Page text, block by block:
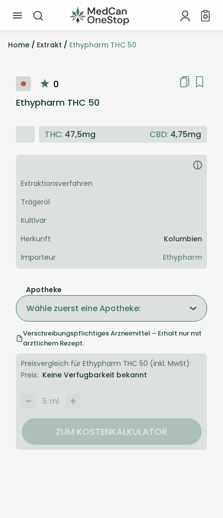
Home / Extrakt / Ethypharm THC 50
0
Ethypharm THC 50
THC: 47,5mg CBD: 4,75mg
i
Extraktionsverfahren
Trägeröl
Kultivar
Herkunft
Kolumbien
Importeur
Ethypharm
Apotheke
Wähle zuerst eine Apotheke:
Verschreibungspflichtiges Arzneimittel – Erhalt nur mit
ärztlichem Rezept.
Preisvergleich für Ethypharm THC 50 (inkl. MwSt):
Preis: Keine Verfugbarkeit bekannt
5 ml
ZUM KOSTENKALKULATOR